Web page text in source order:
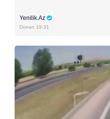
Yenilik.Az
Dünən 19:31